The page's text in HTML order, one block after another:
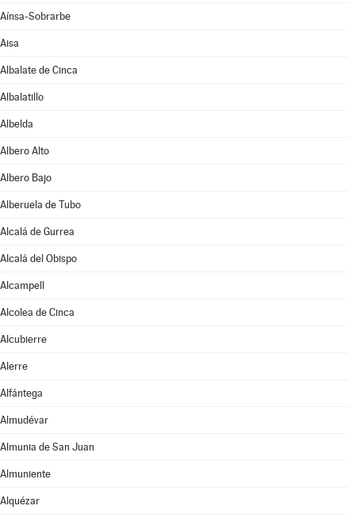
Aínsa-Sobrarbe
Aisa
Albalate de Cinca
Albalatillo
Albelda
Albero Alto
Albero Bajo
Alberuela de Tubo
Alcalá de Gurrea
Alcalá del Obispo
Alcampell
Alcolea de Cinca
Alcubierre
Alerre
Alfántega
Almudévar
Almunia de San Juan
Almuniente
Alquézar